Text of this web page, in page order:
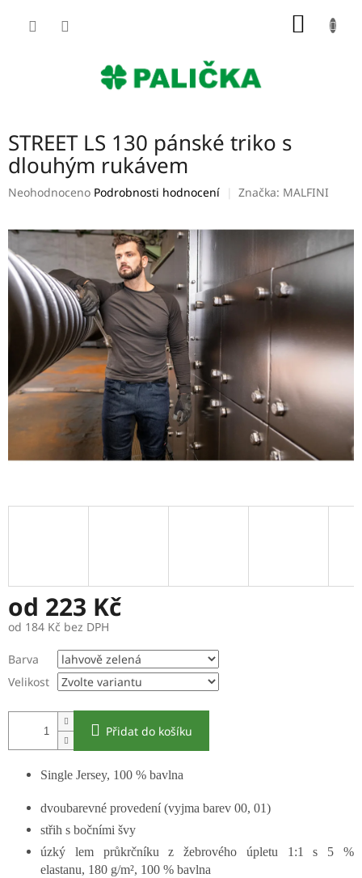
STREET LS 130 pánské triko s
dlouhým rukávem
Průměrné
je
0,0
z
5
hvězdiček.
Neohodnoceno Podrobnosti hodnocení Značka: MALFINI
od 223 Kč
od 184 Kč bez DPH
cena:
Barva
Velikost
Přidat do košíku
Single Jersey, 100 % bavlna
dvoubarevné provedení (vyjma barev 00, 01)
střih s bočními švy
úzký lem průkrčníku z žebrového úpletu 1:1 s 5 %
elastanu, 180 g/m², 100 % bavlna